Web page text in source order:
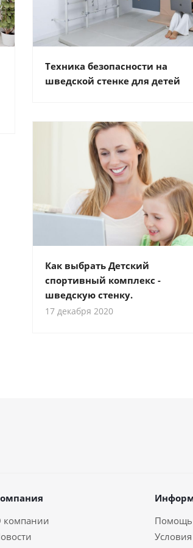
Техника безопасности на
шведской стенке для детей
Как выбрать Детский
спортивный комплекс -
шведскую стенку.
17 декабря 2020
компании
Помощь